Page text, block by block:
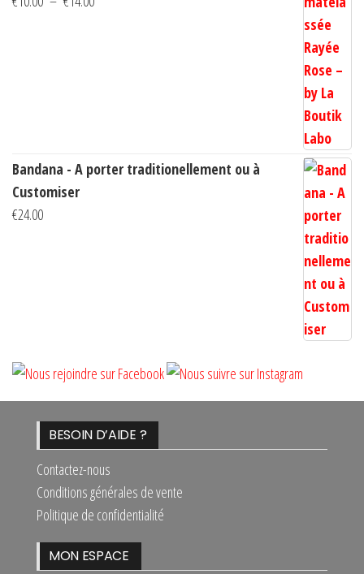
Bandana - A porter traditionellement ou à
Customiser
€24.00
BESOIN D’AIDE ?
Contactez-nous
Conditions générales de vente
Politique de confidentialité
MON ESPACE